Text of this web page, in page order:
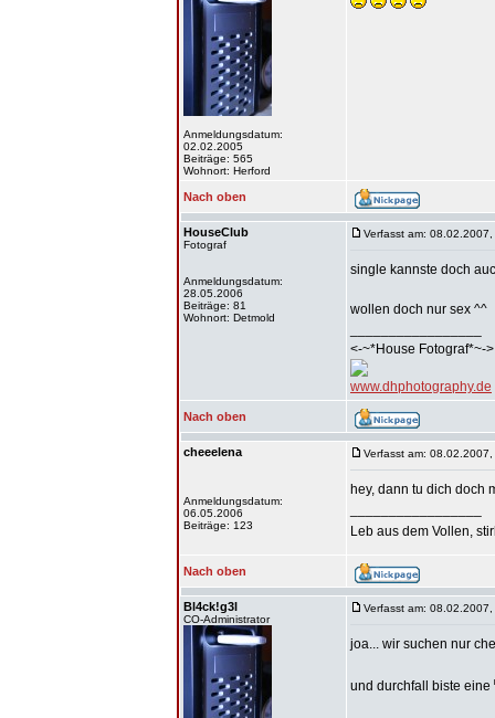
Anmeldungsdatum:
02.02.2005
Beiträge: 565
Wohnort: Herford
Nach oben
HouseClub
Fotograf
Anmeldungsdatum:
28.05.2006
Beiträge: 81
Wohnort: Detmold
Verfasst am:
single kannste doch
wollen doch nur sex ^^
<-~*House Fotograf*~->
www.dhphotography.de
Nach oben
cheeelena
Anmeldungsdatum:
06.05.2006
Beiträge: 123
Verfasst am:
hey, dann tu dich doch
Leb aus dem Vollen,
Nach oben
Bl4ck!g3l
CO-Administrator
Verfasst am:
joa... wir suchen nur
und durchfall biste eine